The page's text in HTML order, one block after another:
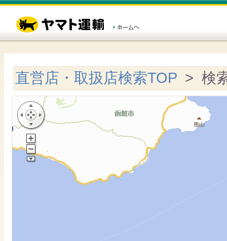
直営店・取扱店検索TOP > 検